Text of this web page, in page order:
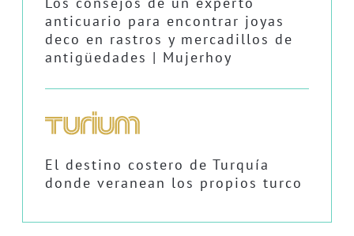
anticuario para encontrar joyas
deco en rastros y mercadillos de
antigüedades | Mujerhoy
El destino costero de Turquía
donde veranean los propios turco